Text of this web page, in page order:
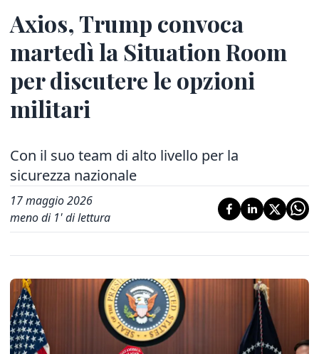
Axios, Trump convoca
martedì la Situation Room
per discutere le opzioni
militari
Con il suo team di alto livello per la
sicurezza nazionale
17 maggio 2026
meno di 1' di lettura